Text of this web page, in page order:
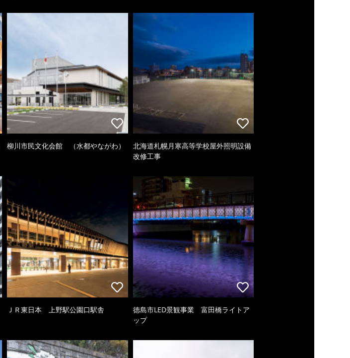
柳川市民文化会館 （水都やながわ）
北海道札幌月寒高等学校屋外照明設備
改修工事
ＪＲ東日本 上野駅公園口駅舎
徳島市LED景観事業 富田橋ライトア
ップ